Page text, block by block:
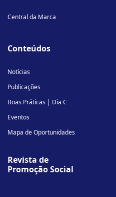
Central da Marca
Conteúdos
Notícias
Publicações
Boas Práticas | Dia C
Eventos
Mapa de Oportunidades
Revista de
Promoção Social